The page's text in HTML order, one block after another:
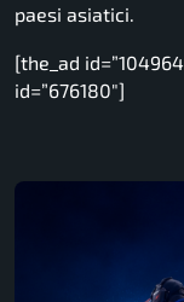
paesi asiatici.
[the_ad
id=”676180″]